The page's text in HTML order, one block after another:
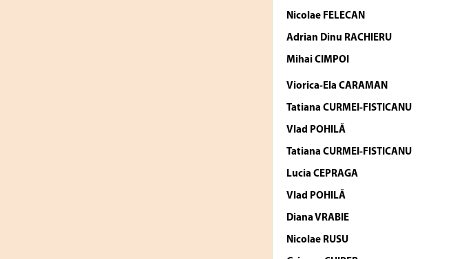
Nicolae FELECAN
Adrian Dinu RACHIERU
Mihai CIMPOI
Viorica-Ela CARAMAN
Tatiana CURMEI-FISTICANU
Vlad POHILĂ
Tatiana CURMEI-FISTICANU
Lucia CEPRAGA
Vlad POHILĂ
Diana VRABIE
Nicolae RUSU